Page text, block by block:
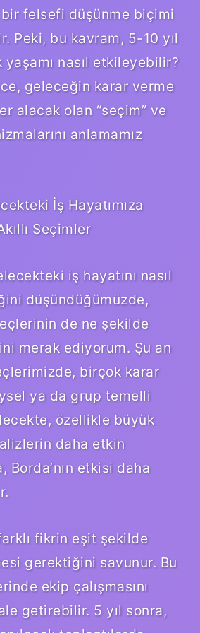
bir felsefi düşünme biçimi
Peki, bu kavram, 5-10 yıl
nasıl etkileyebilir?
geleceğin karar verme
alacak olan “seçim” ve
anlamamız
İş Hayatımıza
Seçimler
iş hayatını nasıl
düşündüğümüzde,
de ne şekilde
merak ediyorum. Şu an
birçok karar
ya da grup temelli
özellikle büyük
daha etkin
Borda’nın etkisi daha
fikrin eşit şekilde
gerektiğini savunur. Bu
ekip çalışmasını
getirebilir. 5 yıl sonra,